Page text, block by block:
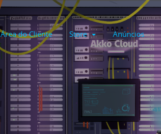
Área do Cliente Store Anúncios